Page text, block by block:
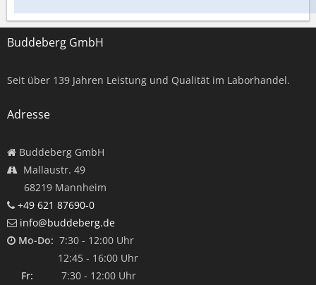
Buddeberg GmbH
Seit über 139 Jahren Leistung und Qualität im Laborhandel.
Adresse
Buddeberg GmbH
Mallaustr. 49
68219 Mannheim
+49 621 87690-0
info@buddeberg.de
Mo-Do: 7:30 - 12:00 Uhr
12:45 - 16:00 Uhr
Fr: 7:30 - 12:00 Uhr